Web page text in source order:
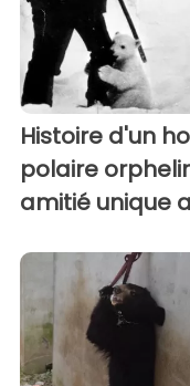
Histoire d'un
polaire
amitié unique